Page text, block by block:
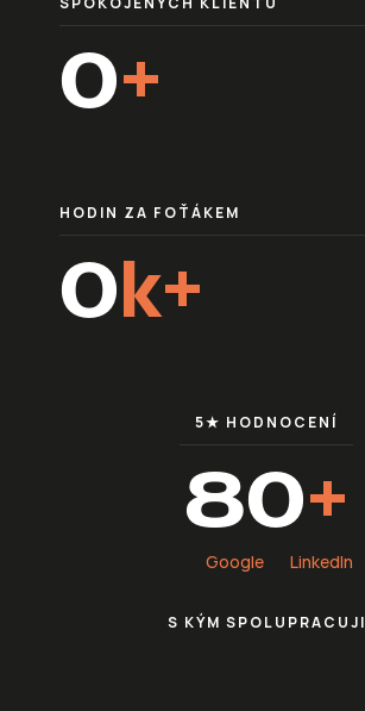
0+
HODIN ZA FOŤÁKEM
0k+
5★ HODNOCENÍ
80+
undefined
Google LinkedIn
S KÝM SPOLUPRACUJI